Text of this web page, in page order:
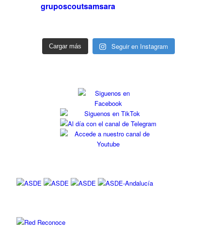
gruposcoutsamsara
Cargar más Seguir en Instagram